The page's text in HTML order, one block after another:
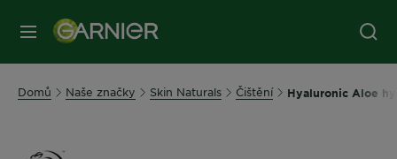
MENU
Domů Naše značky Skin Naturals Čištění Hyaluronic Aloe